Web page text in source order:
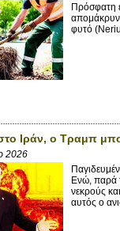
Πρόσφατη
φυτό
Ιράν, ο Τραμπ
2026
Ενώ, παρά
νεκρούς
αυτός ο